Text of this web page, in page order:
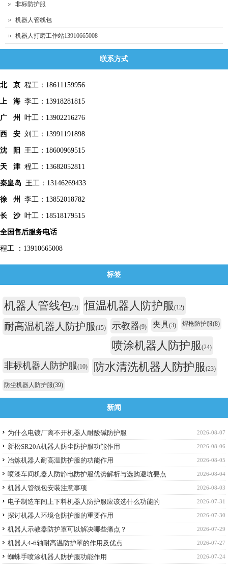
非标防护服
机器人管线包
机器人打磨工作站13910665008
联系方式
北 京 程工：18611159956
上 海 李工：13918281815
广 州 叶工：13902216276
西 安 刘工：13991191898
沈 阳 王工：18600969515
天 津 程工：13682052811
秦皇岛 王工：13146269433
徐 州 李工：13852018782
长 沙叶工：18518179515
全国售后服务电话
程工 ：13910665008
标签
机器人管线包(2) 恒温机器人防护服(12)
耐高温机器人防护服(15) 示教器(9) 夹具(3) 焊枪防护服(8)
喷涂机器人防护服(24)
非标机器人防护服(10) 防水清洗机器人防护服(23)
防尘机器人防护服(39)
新闻
2026-08-07
为什么电镀厂离不开机器人耐酸碱防护服
2026-08-06
新松SR20A机器人防尘防护服功能作用
2026-08-05
冶炼机器人耐高温防护服的功能作用
2026-08-04
喷漆车间机器人防静电防护服优势解析与选购避坑要点
2026-08-03
机器人管线包安装注意事项
2026-07-31
电子制造车间上下料机器人防护服应该选什么功能的
2026-07-30
探讨机器人环境仓防护服的重要作用
2026-07-29
机器人示教器防护罩可以解决哪些痛点？
2026-07-27
机器人4-6轴耐高温防护罩的作用及优点
2026-07-24
蜘蛛手喷涂机器人防护服功能作用